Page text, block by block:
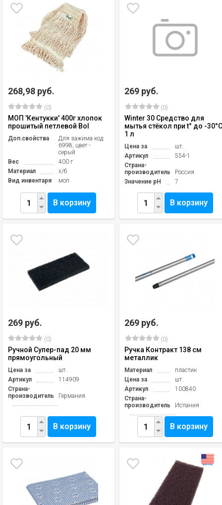
268,98 руб.
(0)
МОП 'Кентукки' 400г хлопок
прошитый петлевой Bol
Доп.свойства
Для зажима код
6998, цвет -
серый
Вес
400 г
Материал
х/б
Вид инвентаря
моп
В корзину
269 руб.
(0)
Winter 30 Средство для
мытья стёкол при t° до -
1 л
Цена за
шт.
Артикул
554-1
Страна-
производитель
Россия
Значение pH
7
В корзину
269 руб.
(0)
Ручной Супер-пад 20 мм
прямоугольный
Цена за
шт.
Артикул
114909
Страна-
производитель
Германия
В корзину
269 руб.
(0)
Ручка Контракт 138 см
металлик
Материал
пластик
Цена за
шт.
Артикул
100840
Страна-
производитель
Испания
В корзину